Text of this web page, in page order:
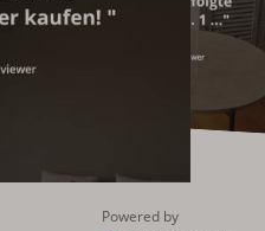
Powered by